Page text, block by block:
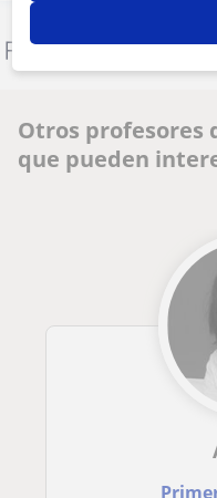
Denunciar este perfil
Otros profesores
que pueden